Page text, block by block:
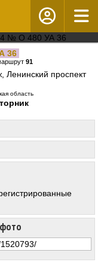
36
91
Ленинский проспект
область